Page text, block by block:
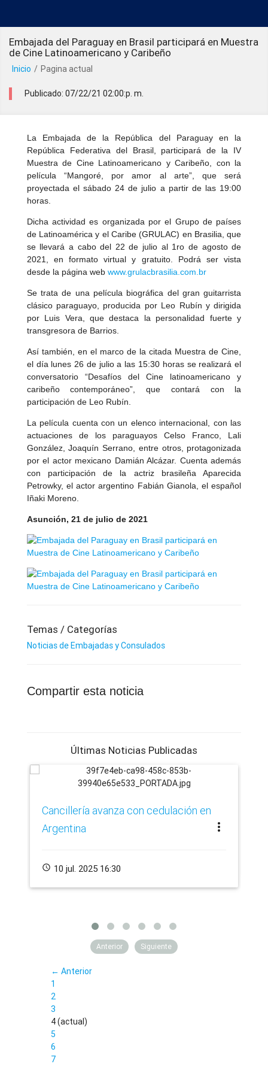
Embajada del Paraguay en Brasil participará en Muestra
de Cine Latinoamericano y Caribeño
Inicio / Pagina actual
Publicado: 07/22/21 02:00:p. m.
La Embajada de la República del Paraguay en la
República Federativa del Brasil, participará de la IV
Muestra de Cine Latinoamericano y Caribeño, con la
película “Mangoré, por amor al arte”, que será
proyectada el sábado 24 de julio a partir de las 19:00
horas.
Dicha actividad es organizada por el Grupo de países
de Latinoamérica y el Caribe (GRULAC) en Brasilia, que
se llevará a cabo del 22 de julio al 1ro de agosto de
2021, en formato virtual y gratuito. Podrá ser vista
desde la página web www.grulacbrasilia.com.br
Se trata de una película biográfica del gran guitarrista
clásico paraguayo, producida por Leo Rubín y dirigida
por Luis Vera, que destaca la personalidad fuerte y
transgresora de Barrios.
Así también, en el marco de la citada Muestra de Cine,
el día lunes 26 de julio a las 15:30 horas se realizará el
conversatorio “Desafíos del Cine latinoamericano y
caribeño contemporáneo”, que contará con la
participación de Leo Rubín.
La película cuenta con un elenco internacional, con las
actuaciones de los paraguayos Celso Franco, Lali
González, Joaquín Serrano, entre otros, protagonizada
por el actor mexicano Damián Alcázar. Cuenta además
con participación de la actriz brasileña Aparecida
Petrowky, el actor argentino Fabián Gianola, el español
Iñaki Moreno.
Asunción, 21 de julio de 2021
Temas / Categorías
Noticias de Embajadas y Consulados
Compartir esta noticia
Últimas Noticias Publicadas
Cancillería avanza con cedulación en
Argentina
more_vert
schedule 10 jul. 2025 16:30
Anterior Siguiente
← Anterior
1
2
3
4(actual)
5
6
7